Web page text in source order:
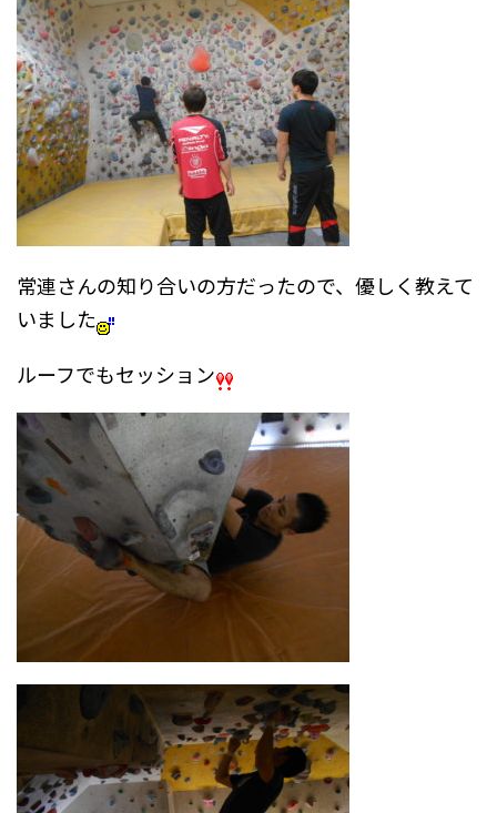
常連さんの知り合いの方だったので、優しく教えて
いました
ルーフでもセッション